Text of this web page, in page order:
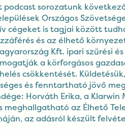
sorozatunk
Országos
cégeket is tagjai között
és az élhető
Kft. ipari szűrési
a körforgásos
csökkentését.
és fenntartható jövő
Horváth Erika, a
meghallgatható az Élhető
, az adásról készült